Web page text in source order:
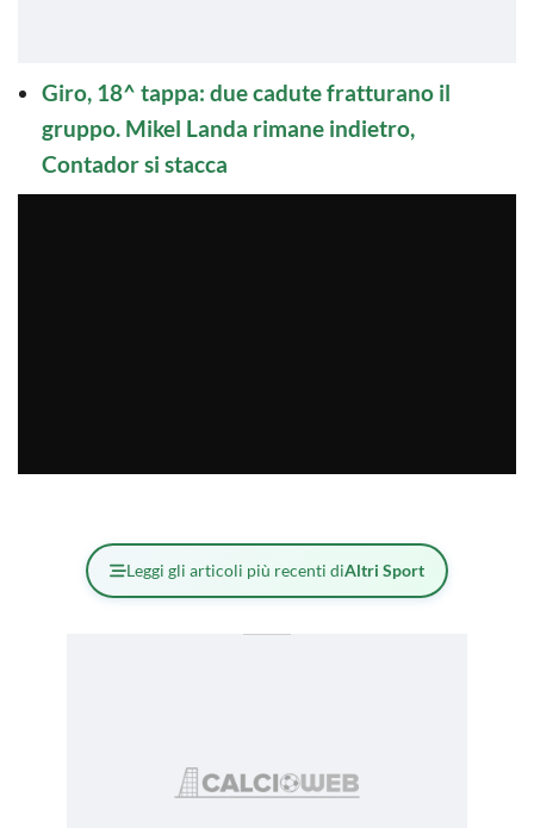
Giro, 18^ tappa: due cadute fratturano il
gruppo. Mikel Landa rimane indietro,
Contador si stacca
Leggi gli articoli più recenti diAltri Sport